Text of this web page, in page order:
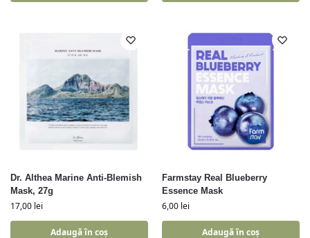
Dr. Althea Marine Anti-Blemish
Mask, 27g
17,00 lei
Adaugă în coș
Farmstay Real Blueberry
Essence Mask
6,00 lei
Adaugă în coș